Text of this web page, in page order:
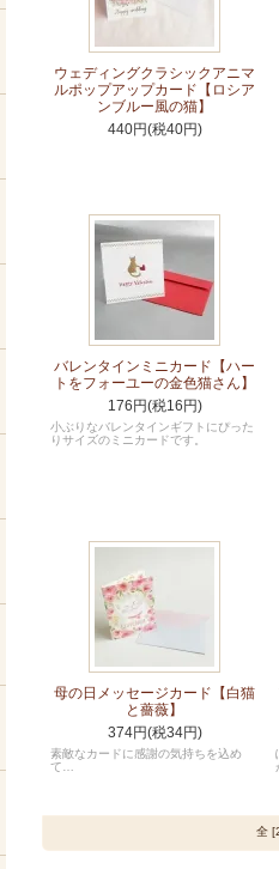
ウェディングクラシックアニマ
ルポップアップカード【ロシア
ンブルー風の猫】
440円(税40円)
バレンタインミニカード【ハー
トをフォーユーの金色猫さん】
176円(税16円)
小ぶりなバレンタインギフトにぴった
りサイズのミニカードです。
母の日メッセージカード【白猫
と薔薇】
374円(税34円)
素敵なカードに感謝の気持ちを込め
て…
全